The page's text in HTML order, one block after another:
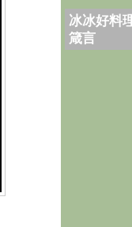
冰冰好料
箴言